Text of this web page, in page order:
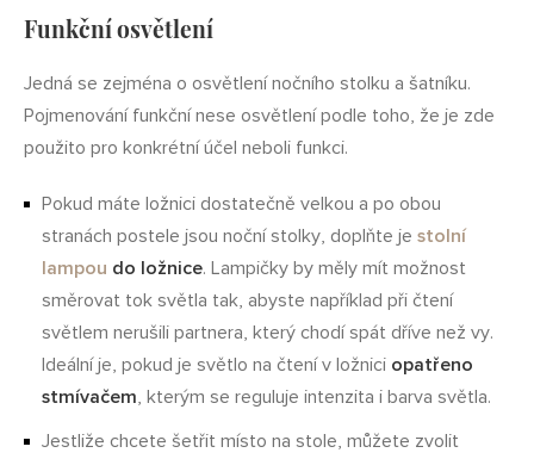
Funkční osvětlení
Jedná se zejména o osvětlení nočního stolku a šatníku.
Pojmenování funkční nese osvětlení podle toho, že je zde
použito pro konkrétní účel neboli funkci.
Pokud máte ložnici dostatečně velkou a po obou
stranách postele jsou noční stolky, doplňte je stolní
lampou do ložnice. Lampičky by měly mít možnost
směrovat tok světla tak, abyste například při čtení
světlem nerušili partnera, který chodí spát dříve než vy.
Ideální je, pokud je světlo na čtení v ložnici opatřeno
stmívačem, kterým se reguluje intenzita i barva světla.
Jestliže chcete šetřit místo na stole, můžete zvolit